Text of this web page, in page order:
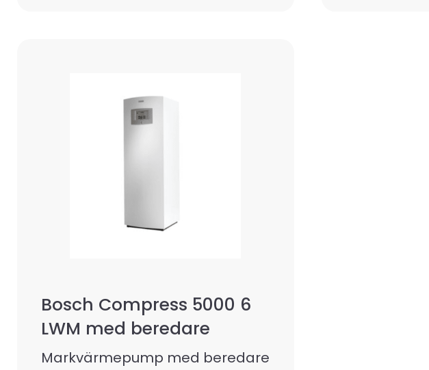
Bosch Compress 5000 6
LWM med beredare
Markvärmepump med beredare